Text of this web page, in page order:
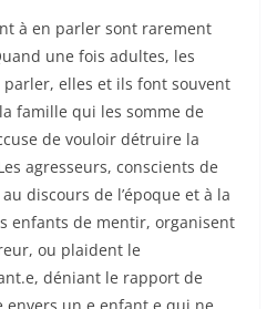
à en parler sont rarement
une fois adultes, les
elles et ils font souvent
famille qui les somme de
de vouloir détruire la
agresseurs, conscients de
discours de l’époque et à la
enfants de mentir, organisent
ou plaident le
déniant le rapport de